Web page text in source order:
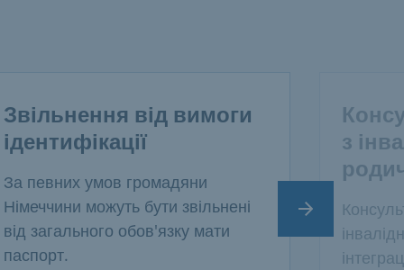
Звільнення від вимоги
ідентифікації
За певних умов громадяни
Німеччини можуть бути звільнені
від загального обов'язку мати
паспорт.
з
Наступний